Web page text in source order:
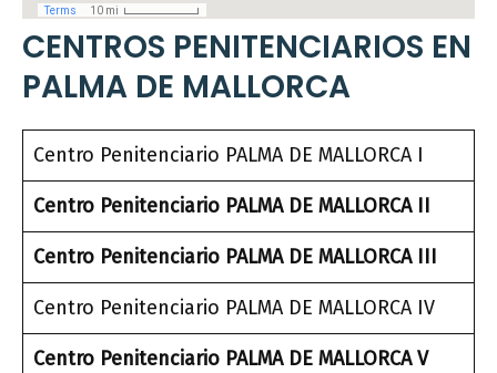
CENTROS PENITENCIARIOS EN
PALMA DE MALLORCA
Centro Penitenciario PALMA DE MALLORCA I
Centro Penitenciario PALMA DE MALLORCA II
Centro Penitenciario PALMA DE MALLORCA III
Centro Penitenciario PALMA DE MALLORCA IV
Centro Penitenciario PALMA DE MALLORCA V